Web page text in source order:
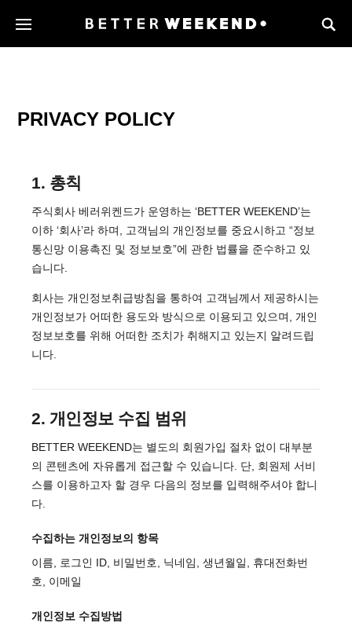
PRIVACY POLICY
1. 총칙
주식회사 베러위켄드가 운영하는 ‘BETTER WEEKEND’는
이하 ‘회사’라 하며, 고객님의 개인정보를 중요시하고 “정보
통신망 이용촉진 및 정보보호”에 관한 법률을 준수하고 있
습니다.
회사는 개인정보취급방침을 통하여 고객님께서 제공하시는
개인정보가 어떠한 용도와 방식으로 이용되고 있으며, 개인
정보보호를 위해 어떠한 조치가 취해지고 있는지 알려드립
니다.
2. 개인정보 수집 범위
BETTER WEEKEND는 별도의 회원가입 절차 없이 대부분
의 콘텐츠에 자유롭게 접근할 수 있습니다. 단, 회원제 서비
스를 이용하고자 할 경우 다음의 정보를 입력해주셔야 합니
다.
수집하는 개인정보의 항목
이름, 로그인 ID, 비밀번호, 닉네임, 생년월일, 휴대전화번
호, 이메일
개인정보 수집방법